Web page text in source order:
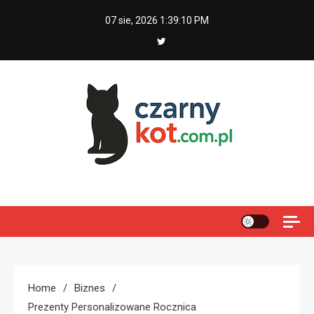
07 sie, 2026 1:39:12 PM
Home
Biznes
Prezenty Personalizowane Rocznica